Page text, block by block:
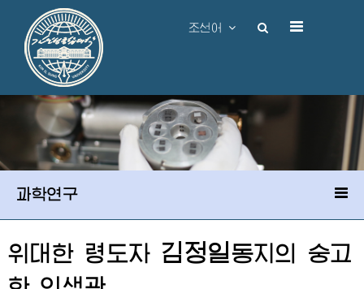
조선어
과학연구
위대한 령도자 김정일동지 의 숭고